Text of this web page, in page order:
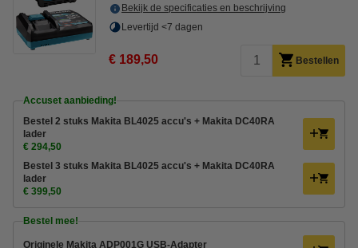
Bekijk de specificaties en beschrijving
Levertijd <7 dagen
€ 189,50 Bestellen
Accuset aanbieding!
Bestel 2 stuks Makita BL4025 accu's + Makita DC40RA
lader
€ 294,50
Bestel 3 stuks Makita BL4025 accu's + Makita DC40RA
lader
€ 399,50
Bestel mee!
Originele Makita ADP001G USB-Adapter